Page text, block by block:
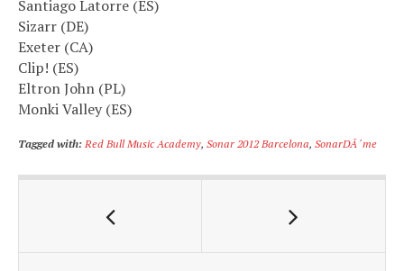
Santiago Latorre (ES)
Sizarr (DE)
Exeter (CA)
Clip! (ES)
Eltron John (PL)
Monki Valley (ES)
Tagged with: Red Bull Music Academy, Sonar 2012 Barcelona, SonarDÃ´me